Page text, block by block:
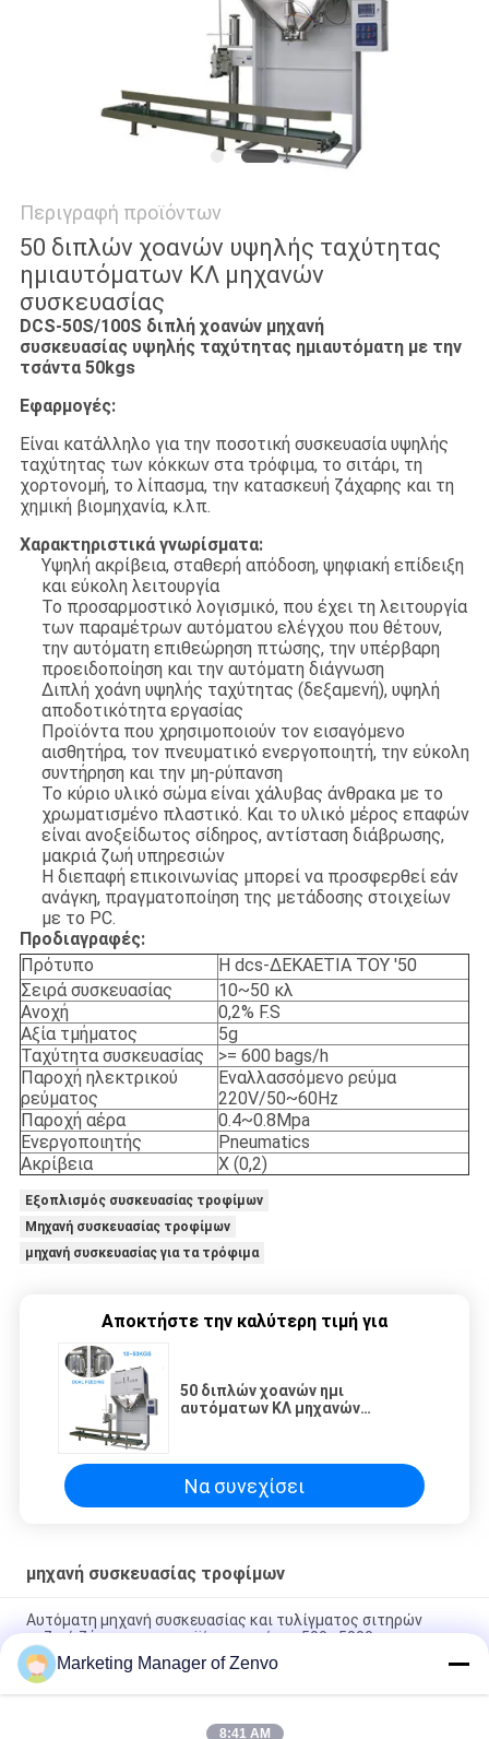
Περιγραφή προϊόντων
50 διπλών χοανών υψηλής ταχύτητας
ημιαυτόματων ΚΛ μηχανών
συσκευασίας
DCS-50S/100S διπλή χοανών μηχανή
συσκευασίας υψηλής ταχύτητας ημιαυτόματη με την
τσάντα 50kgs
Εφαρμογές:
Είναι κατάλληλο για την ποσοτική συσκευασία υψηλής
ταχύτητας των κόκκων στα τρόφιμα, το σιτάρι, τη
χορτονομή, το λίπασμα, την κατασκευή ζάχαρης και τη
χημική βιομηχανία, κ.λπ.
Χαρακτηριστικά γνωρίσματα:
Υψηλή ακρίβεια, σταθερή απόδοση, ψηφιακή επίδειξη
και εύκολη λειτουργία
Το προσαρμοστικό λογισμικό, που έχει τη λειτουργία
των παραμέτρων αυτόματου ελέγχου που θέτουν,
την αυτόματη επιθεώρηση πτώσης, την υπέρβαρη
προειδοποίηση και την αυτόματη διάγνωση
Διπλή χοάνη υψηλής ταχύτητας (δεξαμενή), υψηλή
αποδοτικότητα εργασίας
Προϊόντα που χρησιμοποιούν τον εισαγόμενο
αισθητήρα, τον πνευματικό ενεργοποιητή, την εύκολη
συντήρηση και την μη-ρύπανση
Το κύριο υλικό σώμα είναι χάλυβας άνθρακα με το
χρωματισμένο πλαστικό. Και το υλικό μέρος επαφών
είναι ανοξείδωτος σίδηρος, αντίσταση διάβρωσης,
μακριά ζωή υπηρεσιών
Η διεπαφή επικοινωνίας μπορεί να προσφερθεί εάν
ανάγκη, πραγματοποίηση της μετάδοσης στοιχείων
με το PC.
Προδιαγραφές:
Πρότυπο
Η dcs-ΔΕΚΑΕΤΙΑ ΤΟΥ '50
Σειρά συσκευασίας
10~50 κλ
Ανοχή
0,2% F.S
Αξία τμήματος
5g
Ταχύτητα συσκευασίας
>= 600 bags/h
Παροχή ηλεκτρικού
ρεύματος
Εναλλασσόμενο ρεύμα
220V/50~60Hz
Παροχή αέρα
0.4~0.8Mpa
Ενεργοποιητής
Pneumatics
Ακρίβεια
Χ (0,2)
Εξοπλισμός συσκευασίας τροφίμων
Μηχανή συσκευασίας τροφίμων
μηχανή συσκευασίας για τα τρόφιμα
Αποκτήστε την καλύτερη τιμή για
50 διπλών χοανών ημι
αυτόματων ΚΛ μηχανών
Να συνεχίσει
μηχανή συσκευασίας τροφίμων
Αυτόματη μηχανή συσκευασίας και τυλίγματος σιτηρών
ρυζιού ζάχαρης για προϊόντα σακέτας 500~5000g
1Kg/Bag πλήρως αυτόματη μηχανή συσκευασίας ρυζιού με
Weigher πολυ-κεφαλιών
Marketing Manager of Zenvo
8:41 AM